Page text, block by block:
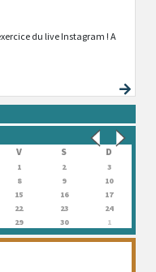
du live Instagram ! A
V S D
1 2
3
8 9
10
15 16
17
22 23
24
29 30 1